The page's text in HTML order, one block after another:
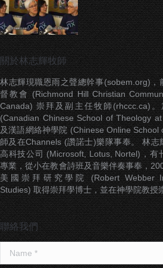
關於林志輝牧師
林志輝現職恩雨之聲總幹事(sobem.org)，
督教會 (Richmond Hill Christian
Canada) 崇拜及副主任牧師(rhccc.ca)
(Canadian Chinese School of Theology
及漢語網絡神學院 (Chinese Online School
師及在Channels (讚諾士)樂隊事奉。 林志
高科技公司 (Microsoft, Lotus, Nortel)，有
專業，從小在教會詩班及音樂伴奏事奉，
美國崇拜研究學院 (Robert Webber
Studies) 取得崇拜學博士，並在神學院教授
聯絡我們